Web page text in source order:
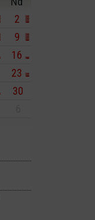
2
9
16
23
30